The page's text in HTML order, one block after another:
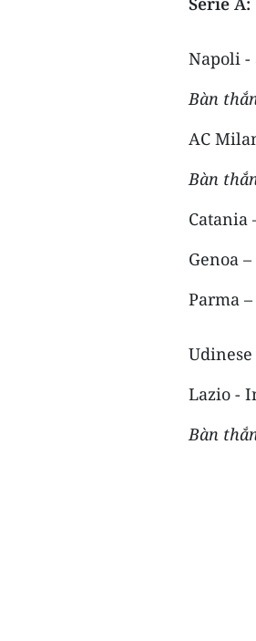
Napoli -
Bàn
AC
Bàn
Catania
Genoa
Parma
Udinese
Lazio -
Bàn